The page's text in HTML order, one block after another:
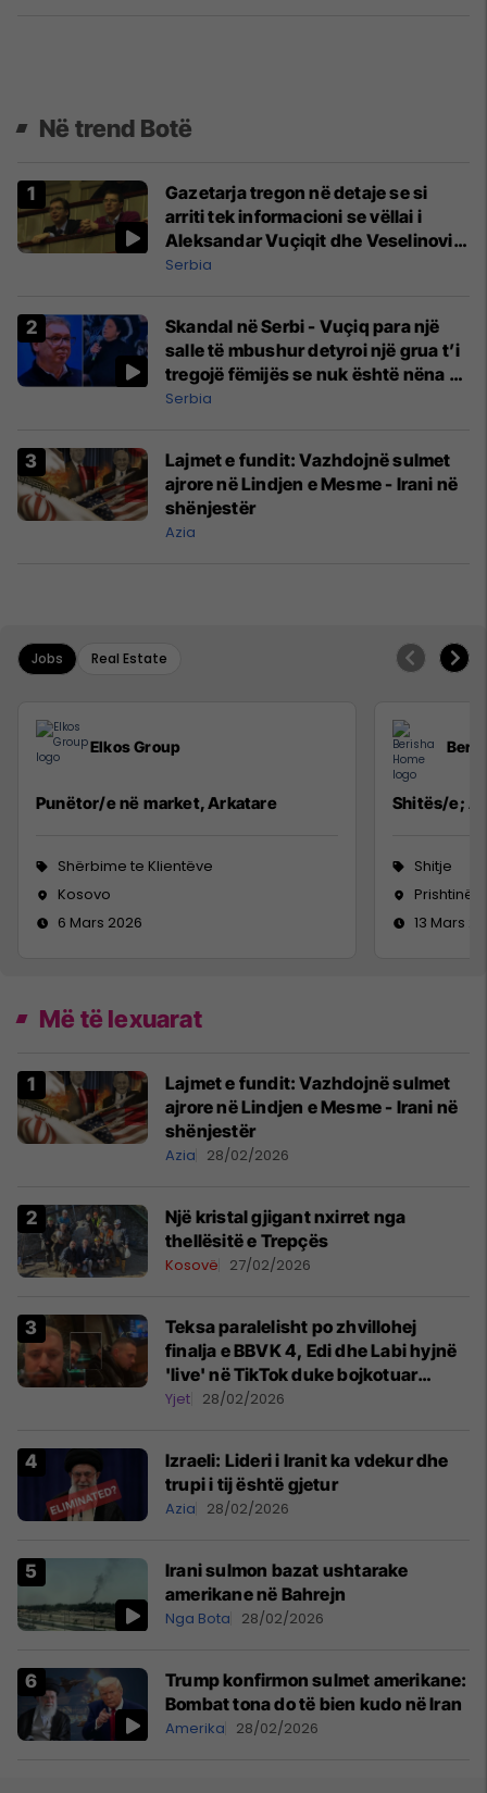
Në trend Botë
Gazetarja tregon në detaje se si
arriti tek informacioni se vëllai i
Aleksandar Vuçiqit dhe Veselinoviq
u bënë miliarderë
Serbia
Skandal në Serbi - Vuçiq para një
salle të mbushur detyroi një grua t’i
tregojë fëmijës se nuk është nëna e
tij
Serbia
Lajmet e fundit: Vazhdojnë sulmet
ajrore në Lindjen e Mesme - Irani në
shënjestër
Azia
Jobs Real Estate
Elkos Group
Punëtor/e në market, Arkatare
Shërbime te Klientëve
Kosovo
6 Mars 2026
Shitës/e;
Shitje
Prishtinë
13 Mars
Më të lexuarat
Lajmet e fundit: Vazhdojnë sulmet
ajrore në Lindjen e Mesme - Irani në
shënjestër
Azia 28/02/2026
Një kristal gjigant nxirret nga
thellësitë e Trepçës
Kosovë 27/02/2026
Teksa paralelisht po zhvillohej
finalja e BBVK 4, Edi dhe Labi hyjnë
'live' në TikTok duke bojkotuar
mbrëmjen finale
Yjet 28/02/2026
Izraeli: Lideri i Iranit ka vdekur dhe
trupi i tij është gjetur
Azia 28/02/2026
Irani sulmon bazat ushtarake
amerikane në Bahrejn
Nga Bota 28/02/2026
Trump konfirmon sulmet amerikane:
Bombat tona do të bien kudo në Iran
Amerika 28/02/2026